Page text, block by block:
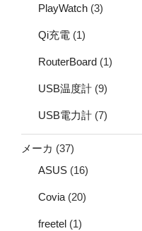
PlayWatch (3)
Qi充電 (1)
RouterBoard (1)
USB温度計 (9)
USB電力計 (7)
メーカ (37)
ASUS (16)
Covia (20)
freetel (1)